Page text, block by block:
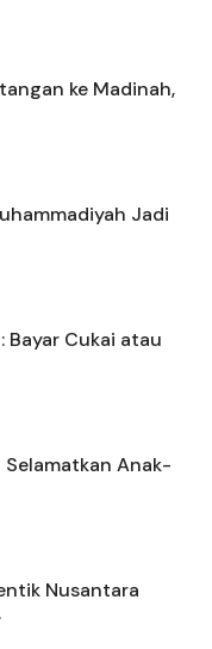
ke Madinah,
Jadi
Bayar Cukai atau
Selamatkan Anak-
Nusantara